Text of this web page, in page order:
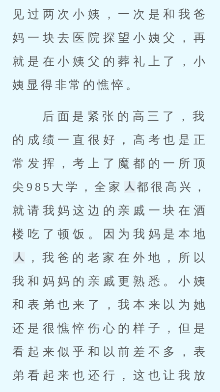
见过两次小姨，一次是和我爸
妈一块去医院探望小姨父，再
就是在小姨父的葬礼上了，小
姨显得非常的憔悴。
的成绩一直很好，高考也是正
常发挥，考上了魔都的一所顶
尖985大学，全家
都很高兴，
就请我妈这边的亲戚一块在酒
楼吃了顿饭。因为我妈是本地
，我爸的老家在外地，所以
我和妈妈的亲戚更熟悉。小姨
和表弟也来了，我本来以为她
还是很憔悴伤心的样子，但是
看起来似乎和以前差不多，表
弟看起来也还行，这也让我放